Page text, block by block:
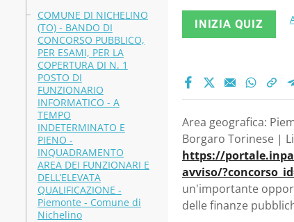
COMUNE DI NICHELINO
(TO) - BANDO DI
CONCORSO PUBBLICO,
PER ESAMI, PER LA
COPERTURA DI N. 1
POSTO DI
FUNZIONARIO
INFORMATICO - A
TEMPO
INDETERMINATO E
PIENO -
INQUADRAMENTO
AREA DEI FUNZIONARI E
DELL’ELEVATA
QUALIFICAZIONE -
Piemonte - Comune di
Nichelino
INIZIA QUIZ
Area geografica:
Borgaro Torinese |
https://
avviso/
un'importante
delle finanze